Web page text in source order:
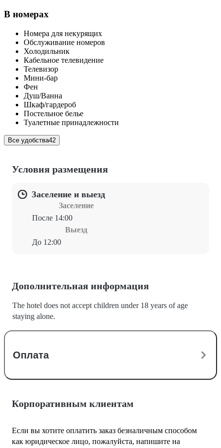
В номерах
Номера для некурящих
Обслуживание номеров
Холодильник
Кабельное телевидение
Телевизор
Мини-бар
Фен
Душ/Ванна
Шкаф/гардероб
Постельное белье
Туалетные принадлежности
Все удобства42
Условия размещения
Заселение и выезд
Заселение
После 14:00
Выезд
До 12:00
Дополнительная информация
The hotel does not accept children under 18 years of age
staying alone.
Оплата
Корпоративным клиентам
Если вы хотите оплатить заказ безналичным способом
как юридическое лицо, пожалуйста, напишите на